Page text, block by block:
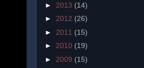
► 2013 (14)
► 2012 (26)
► 2011 (15)
► 2010 (19)
► 2009 (15)